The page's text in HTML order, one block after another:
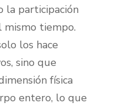
la participación
mismo tiempo.
los hace
sino que
física
entero, lo que